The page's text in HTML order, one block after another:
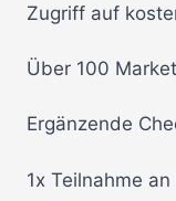
Zugriff auf
Über 100
Ergänzende
1x Teilnahme